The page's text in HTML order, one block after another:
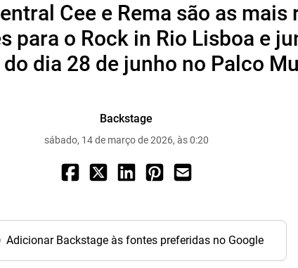
Cee e Rema são as mais
para o Rock in Rio Lisboa e
dia 28 de junho no Palco
Backstage
sábado, 14 de março de 2026, às 0:20
Adicionar Backstage às fontes preferidas no Google